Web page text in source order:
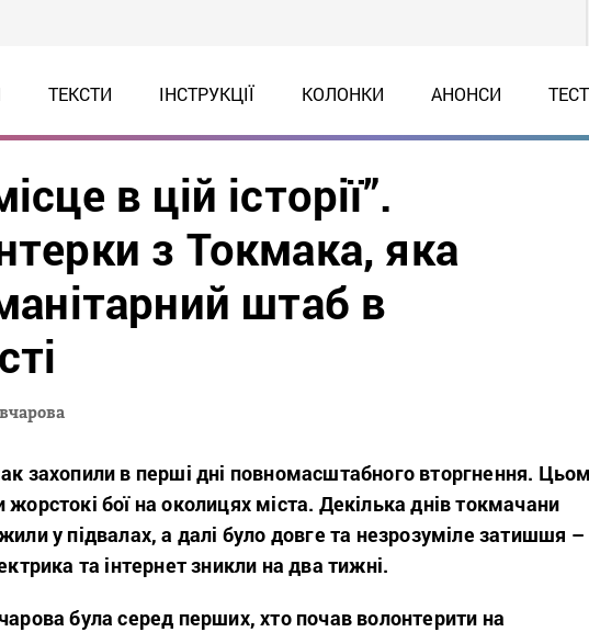
ТЕКСТИ ІНСТРУКЦІЇ КОЛОНКИ АНОНСИ
в цій історії”.
з Токмака, яка
штаб в
захопили в перші дні повномасштабного вторгнення.
жорстокі бої на околицях міста. Декілька днів токмачани
у підвалах, а далі було довге та незрозуміле затишшя –
та інтернет зникли на два тижні.
була серед перших, хто почав волонтерити на